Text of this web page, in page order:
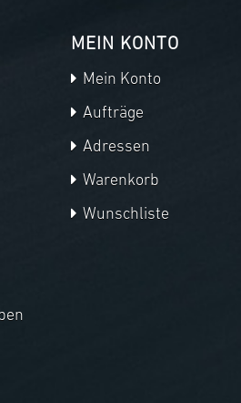
MEIN KONTO
Mein Konto
Aufträge
Adressen
Warenkorb
Wunschliste